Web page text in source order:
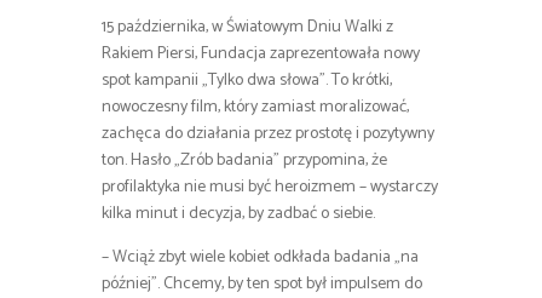
15 października, w Światowym Dniu Walki z
Rakiem Piersi, Fundacja zaprezentowała nowy
spot kampanii „Tylko dwa słowa”. To krótki,
nowoczesny film, który zamiast moralizować,
zachęca do działania przez prostotę i pozytywny
ton. Hasło „Zrób badania” przypomina, że
profilaktyka nie musi być heroizmem – wystarczy
kilka minut i decyzja, by zadbać o siebie.
– Wciąż zbyt wiele kobiet odkłada badania „na
później”. Chcemy, by ten spot był impulsem do